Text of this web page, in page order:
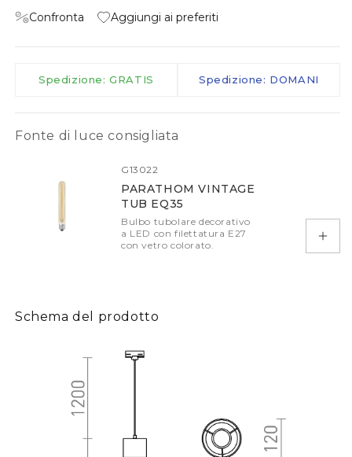
Confronta Aggiungi ai preferiti
Spedizione: GRATIS Spedizione: DOMANI
Fonte di luce consigliata
G13022
PARATHOM VINTAGE
TUB EQ35
Bulbo tubolare decorativo
a LED con filettatura E27
con vetro colorato.
Schema del prodotto